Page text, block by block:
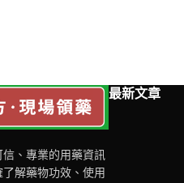
、專業的用藥資訊
解藥物功效、使用
最新文章